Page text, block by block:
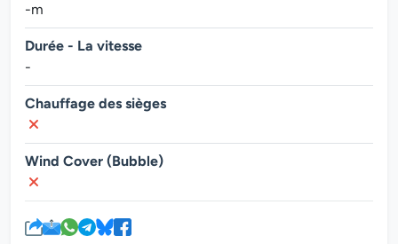
-m
Durée - La vitesse
-
Chauffage des sièges
Wind Cover (Bubble)